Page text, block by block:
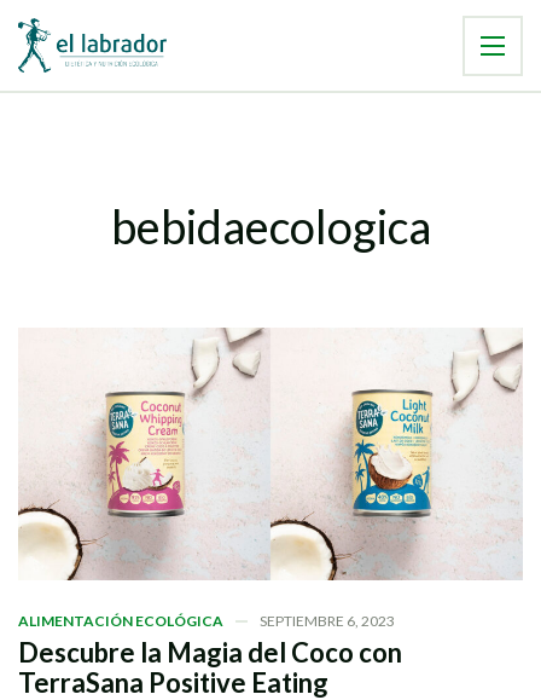
bebidaecologica
ALIMENTACIÓN ECOLÓGICA SEPTIEMBRE 6, 2023
Descubre la Magia del Coco con
TerraSana Positive Eating